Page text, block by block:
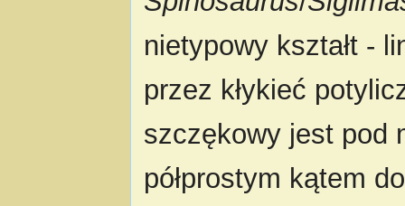
nietypowy kształt -
przez kłykieć
szczękowy jest pod
półprostym kątem